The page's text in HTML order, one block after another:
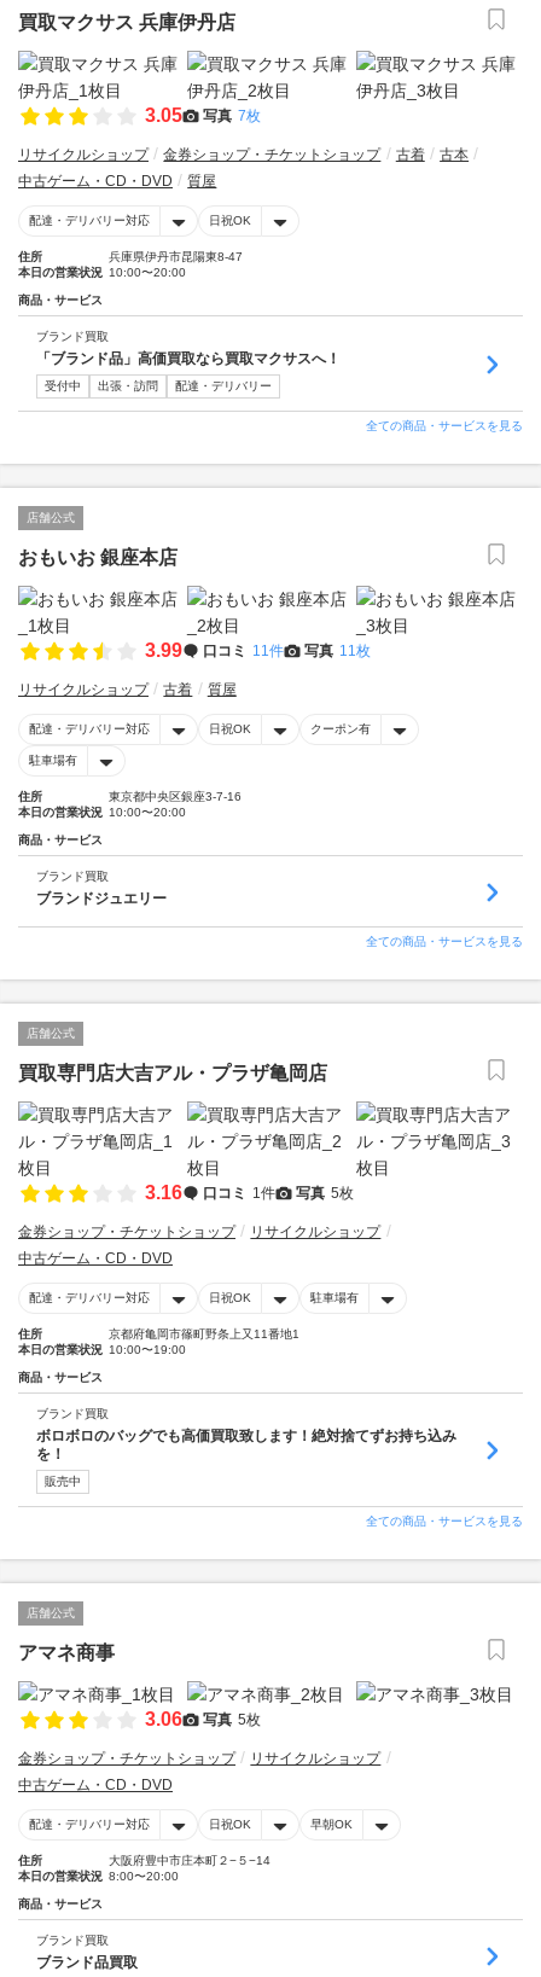
買取マクサス 兵庫伊丹店
3.05 写真 7枚
リサイクルショップ 金券ショップ・チケットショップ 古着
古本
中古ゲーム・CD・DVD
質屋
配達・デリバリー対応 日祝OK
住所
兵庫県伊丹市昆陽東8-47
本日の営業状況 10:00〜20:00
商品・サービス
ブランド買取
「ブランド品」高価買取なら買取マクサスへ！
受付中 出張・訪問 配達・デリバリー
全ての商品・サービスを見る
店舗公式
おもいお 銀座本店
3.99 口コミ 11件 写真 11枚
リサイクルショップ 古着 質屋
配達・デリバリー対応 日祝OK クーポン有
駐車場有
住所
東京都中央区銀座3-7-16
本日の営業状況 10:00〜20:00
商品・サービス
ブランド買取
ブランドジュエリー
全ての商品・サービスを見る
店舗公式
買取専門店大吉アル・プラザ亀岡店
3.16 口コミ 1件 写真 5枚
金券ショップ・チケットショップ
リサイクルショップ
中古ゲーム・CD・DVD
配達・デリバリー対応 日祝OK 駐車場有
住所
京都府亀岡市篠町野条上又11番地1
本日の営業状況 10:00〜19:00
商品・サービス
ブランド買取
ボロボロのバッグでも高価買取致します！絶対捨てずお持ち込み
を！
販売中
全ての商品・サービスを見る
店舗公式
アマネ商事
3.06 写真 5枚
金券ショップ・チケットショップ
リサイクルショップ
中古ゲーム・CD・DVD
配達・デリバリー対応 日祝OK 早朝OK
住所
大阪府豊中市庄本町２−５−14
本日の営業状況 8:00〜20:00
商品・サービス
ブランド買取
ブランド品買取